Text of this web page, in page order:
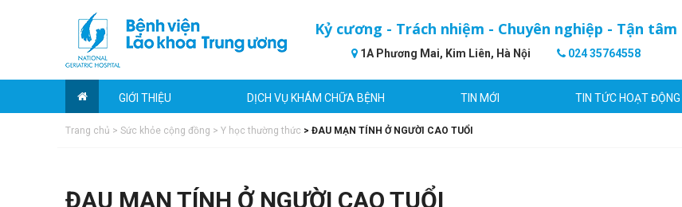
Kỷ cương - Trách nhiệm - Chuyên nghiệp - Tận tâm
1A Phương Mai, Kim Liên, Hà Nội 024 35764558
GIỚI THIỆU DỊCH VỤ KHÁM CHỮA BỆNH TIN MỚI TIN TỨC HOẠT ĐỘNG
Trang chủ > Sức khỏe cộng đồng > Y học thường thức > ĐAU MẠN TÍNH Ở NGƯỜI CAO TUỔI
ĐAU MẠN TÍNH Ở NGƯỜI CAO TUỔI